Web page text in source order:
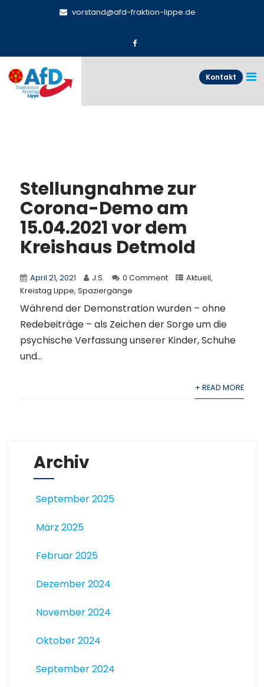
vorstand@afd-fraktion-lippe.de
Kontakt
Stellungnahme zur
Corona-Demo am
15.04.2021 vor dem
Kreishaus Detmold
April 21, 2021 J.S. 0 Comment Aktuell,
Kreistag Lippe,Spaziergänge
Während der Demonstration wurden – ohne
Redebeiträge – als Zeichen der Sorge um die
psychische Verfassung unserer Kinder, Schuhe
und...
+ READ MORE
Archiv
September 2025
März 2025
Februar 2025
Dezember 2024
November 2024
Oktober 2024
September 2024